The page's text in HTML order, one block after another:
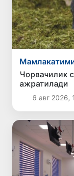
Чорвачилик
ажратилади
6 авг 2026,